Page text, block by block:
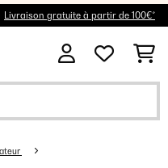
Livraison gratuite à partir de 100€*